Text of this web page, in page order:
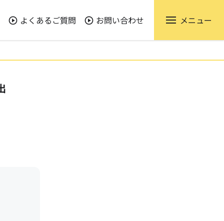
よくあるご質問 お問い合わせ メニュー